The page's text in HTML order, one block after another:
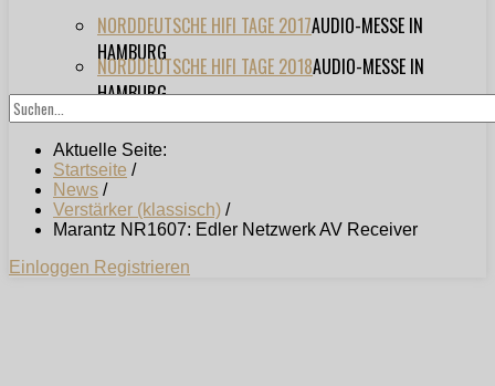
NORDDEUTSCHE HIFI TAGE 2017AUDIO-MESSE IN
HAMBURG
NORDDEUTSCHE HIFI TAGE 2018AUDIO-MESSE IN
HAMBURG
Aktuelle Seite:
Startseite /
News /
Verstärker (klassisch) /
Marantz NR1607: Edler Netzwerk AV Receiver
Einloggen Registrieren